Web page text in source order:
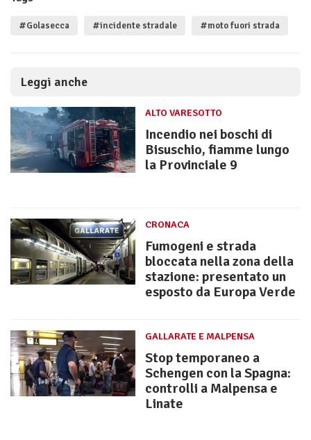
#Golasecca #incidente stradale #moto fuori strada
Leggi anche
ALTO VARESOTTO
Incendio nei boschi di
Bisuschio, fiamme lungo
la Provinciale 9
CRONACA
Fumogeni e strada
bloccata nella zona della
stazione: presentato un
esposto da Europa Verde
GALLARATE E MALPENSA
Stop temporaneo a
Schengen con la Spagna:
controlli a Malpensa e
Linate